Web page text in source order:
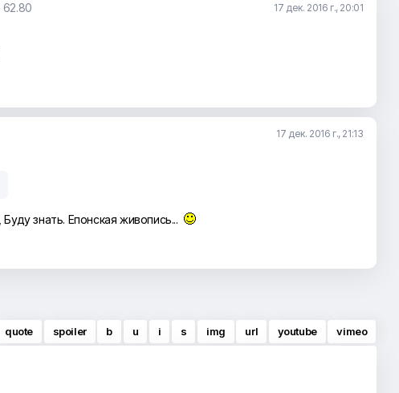
62.80 17 дек. 2016 г., 20:01
17 дек. 2016 г., 21:13
, Буду знать. Епонская живопись...
quote spoiler b u i s img url youtube vimeo